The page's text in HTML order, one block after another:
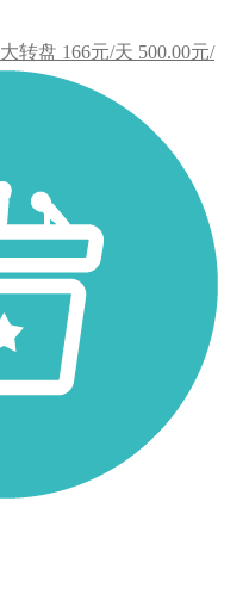
大转盘 166元/天 500.00元/